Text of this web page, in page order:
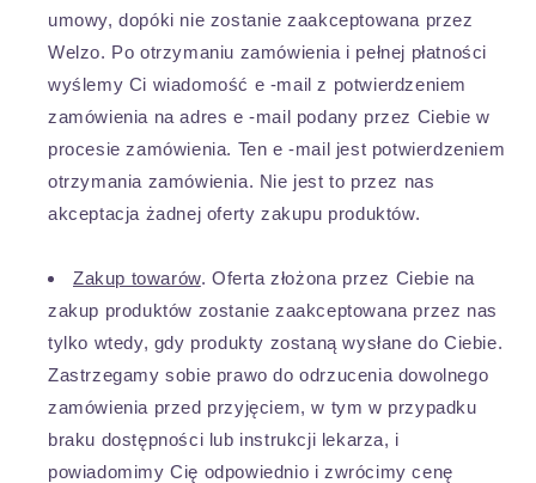
umowy, dopóki nie zostanie zaakceptowana przez
Welzo. Po otrzymaniu zamówienia i pełnej płatności
wyślemy Ci wiadomość e -mail z potwierdzeniem
zamówienia na adres e -mail podany przez Ciebie w
procesie zamówienia. Ten e -mail jest potwierdzeniem
otrzymania zamówienia. Nie jest to przez nas
akceptacja żadnej oferty zakupu produktów.
Zakup towarów. Oferta złożona przez Ciebie na
zakup produktów zostanie zaakceptowana przez nas
tylko wtedy, gdy produkty zostaną wysłane do Ciebie.
Zastrzegamy sobie prawo do odrzucenia dowolnego
zamówienia przed przyjęciem, w tym w przypadku
braku dostępności lub instrukcji lekarza, i
powiadomimy Cię odpowiednio i zwrócimy cenę